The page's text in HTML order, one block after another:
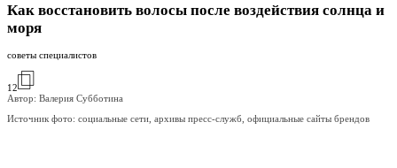
Как восстановить волосы после воздействия солнца и
моря
советы специалистов
12
Автор: Валерия Субботина
Источник фото: социальные сети, архивы пресс-служб, официальные сайты брендов